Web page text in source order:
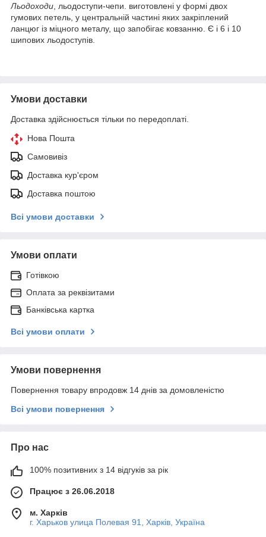
Льодоходи , льодоступи-чепи. виготовлені у формі двох
гумових петель, у центральній частині яких закріплений
ланцюг із міцного металу, що запобігає ковзанню. Є і 6 і 10
шипових льодоступів.
Умови доставки
Доставка здійснюється тільки по передоплаті.
Нова Пошта
Самовивіз
Доставка кур'єром
Доставка поштою
Всі умови доставки
Умови оплати
Готівкою
Оплата за реквізитами
Банківська картка
Всі умови оплати
Умови повернення
Повернення товару впродовж 14 днів за домовленістю
Всі умови повернення
Про нас
100% позитивних з 14 відгуків за рік
Працює з 26.06.2018
м. Харків
г. Харьков улица Полевая 91, Харків, Україна